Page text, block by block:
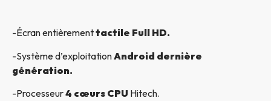
-Écran entièrementtactile Full HD.
-Système d’exploitationAndroid dernière
génération.
-Processeur4 cœurs CPU Hitech.